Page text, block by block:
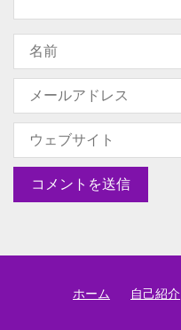
ホーム 自己紹介